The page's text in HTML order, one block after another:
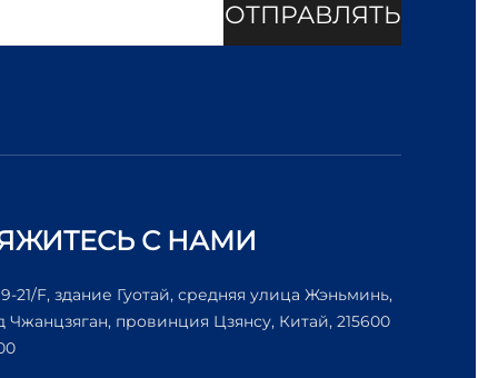
ОТПРАВЛЯТЬ
С НАМИ
21/F, здание Гуотай, средняя улица Жэньминь,
Чжанцзяган, провинция Цзянсу, Китай, 215600